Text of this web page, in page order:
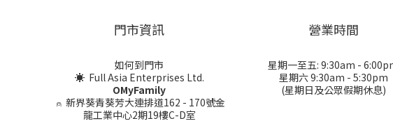
門市資訊
如何到門市
☀ Full Asia Enterprises Ltd.
OMyFamily
⍝ 新界葵青葵芳大連排道162 - 170號金
龍工業中心2期19樓C-D室
營業時間
星期一至五: 9:30am -
星期六 9:30am - 5:30pm
(星期日及公眾假期休息)